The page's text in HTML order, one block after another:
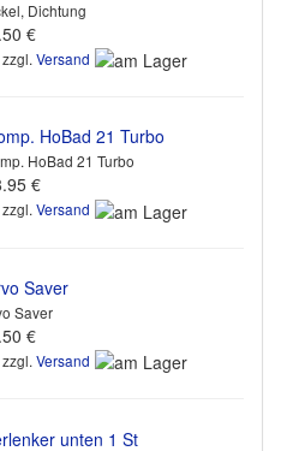
Dichtung
€
Versand
HoBad 21 Turbo
€
Versand
Saver
€
Versand